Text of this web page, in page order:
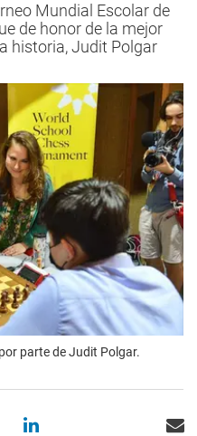
Mundial Escolar de
de honor de la mejor
historia, Judit Polgar
parte de Judit Polgar.